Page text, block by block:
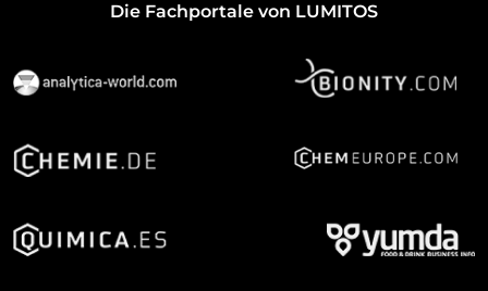
Die Fachportale von LUMITOS